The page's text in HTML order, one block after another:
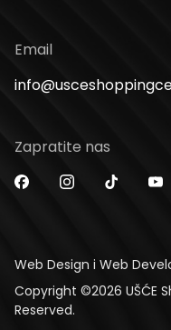
Email
Zapratite nas
Web Design i Web
Copyright ©2026 UŠĆE
Reserved.